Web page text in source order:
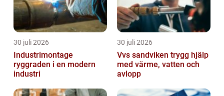
30 juli 2026
Industrimontage
ryggraden i en modern
industri
30 juli 2026
Vvs sandviken trygg hjälp
med värme, vatten och
avlopp